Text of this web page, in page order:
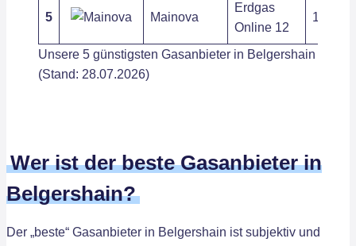
5 Mainova
Erdgas
Online 12
11,84 ct
Unsere 5 günstigsten Gasanbieter in Belgershain
(Stand: 28.07.2026)
Wer ist der beste Gasanbieter in
Belgershain?
Der „beste“ Gasanbieter in Belgershain ist subjektiv und